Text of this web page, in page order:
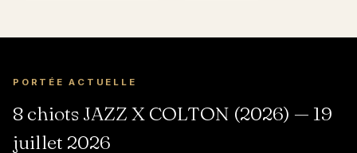
PORTÉE ACTUELLE
8 chiots JAZZ X COLTON (2026) — 19
juillet 2026